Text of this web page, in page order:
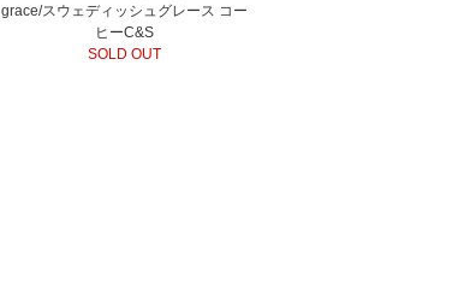
grace/スウェディッシュグレース コー
ヒーC&S
SOLD OUT